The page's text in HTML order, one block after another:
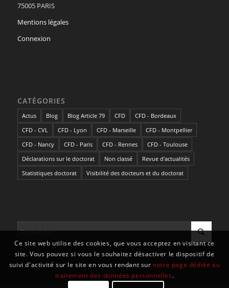
75005 PARIS
Mentions légales
Connexion
CATÉGORIES
Actus Blog Blog Article 79 CFD
CFD - Bordeaux
CFD - CVL
CFD - Lyon CFD - Marseille
CFD - Montpellier
CFD - Nancy
CFD - Paris CFD - Rennes
CFD - Toulouse
Déclarations sur le doctorat
Non classé
Revue d'actualités
Statistiques doctorat
Visibilité des docteurs et du doctorat
Ce site web utilise des cookies, que vous acceptez en visitant ce
site. Vous pouvez si vous le souhaitez désactiver le dispositif de
suivi d'activité sur le site en vous rendant sur notre page dédiée au
traitement des données personnelles.